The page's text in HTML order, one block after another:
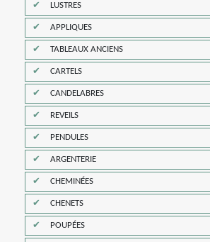
LUSTRES
APPLIQUES
TABLEAUX ANCIENS
CARTELS
CANDELABRES
REVEILS
PENDULES
ARGENTERIE
CHEMINÉES
CHENETS
POUPÉES